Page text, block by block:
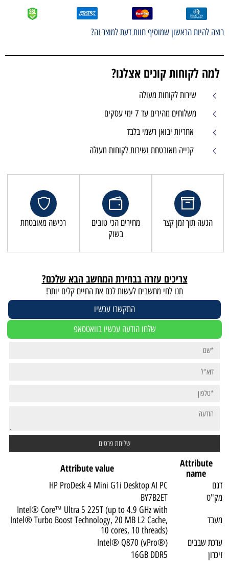
רוצה להיות הראשון שמוסיף חוות דעת למוצר זה?
למה לקוחות קונים אצלנו?
שירות לקוחות מעולה
משלוחים מהירים עד 7 ימי עסקים
אחריות יבואן רשמי בלבד
קנייה מאובטחת ושירות לקוחות מעולה
הגעה תוך זמן קצר
מחירים הכי טובים
בשוק
רכישה מאובטחת
צריכים עזרה בבחירת המחשב הבא שלכם?
תנו לחי מחשבים לעשות לכם את החיים קלים יותר!
התקשרו עכשיו
שלחו הודעה עכשיו בוואטסאפ
Attribute
name
Attribute value
דגם
HP ProDesk 4 Mini G1i Desktop AI PC
מק"ט
BY7B2ET
מעבד
Intel® Core™ Ultra 5 225T (up to 4.9 GHz with
Intel® Turbo Boost Technology, 20 MB L2 Cache,
10 cores, 10 threads)
ערכת שבבים
Intel® Q870 (vPro®)
זיכרון
16GB DDR5